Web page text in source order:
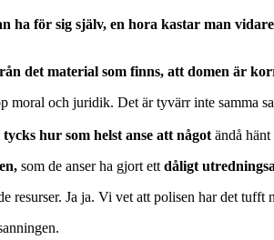
ha för sig själv, en hora kastar man
det material som finns, att domen är
moral och juridik. Det är tyvärr inte samma
hur som helst anse att något ändå
som de anser ha gjort ett dåligt
resurser. Ja ja. Vi vet att polisen har det tufft